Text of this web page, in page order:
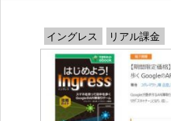
イングレス リアル課金